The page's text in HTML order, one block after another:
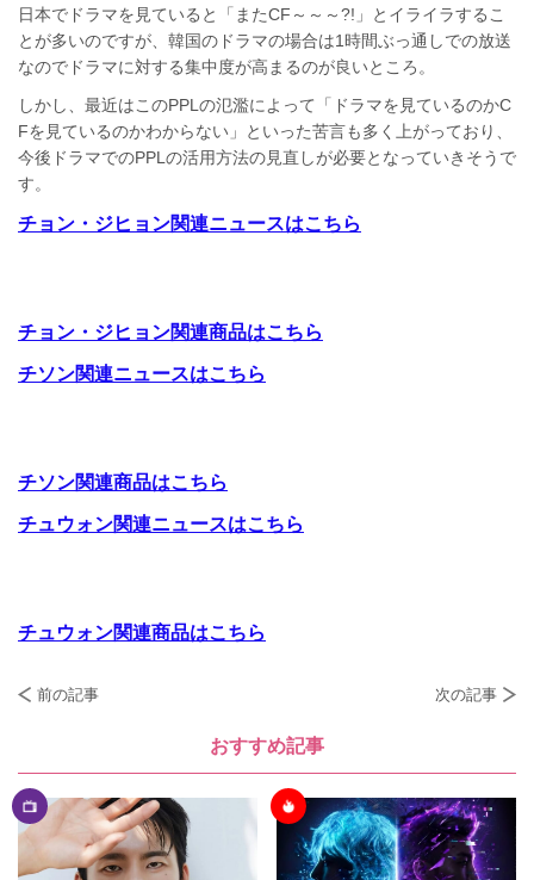
日本でドラマを見ていると「またCF～～～?!」とイライラするこ
とが多いのですが、韓国のドラマの場合は1時間ぶっ通しでの放送
なのでドラマに対する集中度が高まるのが良いところ。
しかし、最近はこのPPLの氾濫によって「ドラマを見ているのかC
Fを見ているのかわからない」といった苦言も多く上がっており、
今後ドラマでのPPLの活用方法の見直しが必要となっていきそうで
す。
チョン・ジヒョン関連ニュースはこちら
チョン・ジヒョン関連商品はこちら
チソン関連ニュースはこちら
チソン関連商品はこちら
チュウォン関連ニュースはこちら
チュウォン関連商品はこちら
前の記事 次の記事
おすすめ記事